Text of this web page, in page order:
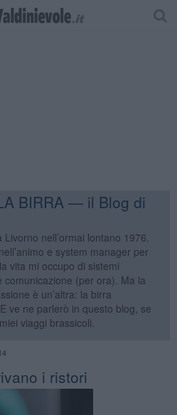
BIRRA — il Blog di
Livorno nell’ormai lontano 1976.
e system manager per
vita mi occupo di sistemi
comunicazione (per ora). Ma la
è un’altra: la birra
ve ne parlerò in questo blog, se
viaggi brassicoli.
i ristori